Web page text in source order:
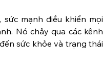
mạnh điều khiển mọi
Nó chảy qua các kênh
sức khỏe và trạng thái